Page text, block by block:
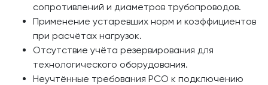
сопротивлений и диаметров трубопроводов.
Применение устаревших норм и коэффициентов
при расчётах нагрузок.
Отсутствие учёта резервирования для
технологического оборудования.
Неучтённые требования РСО к подключению